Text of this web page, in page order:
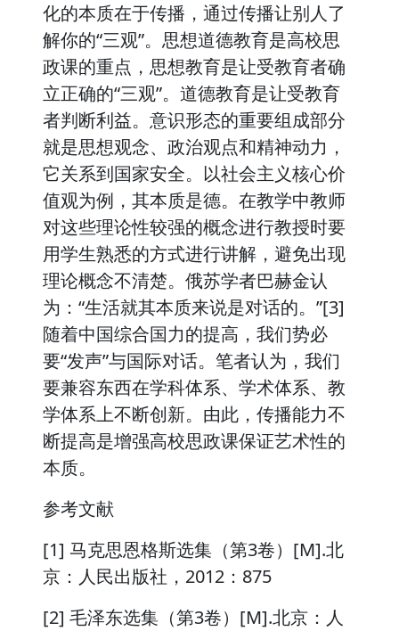
化的本质在于传播，通过传播让别人了
解你的“三观”。思想道德教育是高校思
政课的重点，思想教育是让受教育者确
立正确的“三观”。道德教育是让受教育
者判断利益。意识形态的重要组成部分
就是思想观念、政治观点和精神动力，
它关系到国家安全。以社会主义核心价
值观为例，其本质是德。在教学中教师
对这些理论性较强的概念进行教授时要
用学生熟悉的方式进行讲解，避免出现
理论概念不清楚。俄苏学者巴赫金认
为：“生活就其本质来说是对话的。”[3]
随着中国综合国力的提高，我们势必
要“发声”与国际对话。笔者认为，我们
要兼容东西在学科体系、学术体系、教
学体系上不断创新。由此，传播能力不
断提高是增强高校思政课保证艺术性的
本质。
参考文献
[1] 马克思恩格斯选集（第3卷）[M].北
京：人民出版社，2012：875
[2] 毛泽东选集（第3卷）[M].北京：人